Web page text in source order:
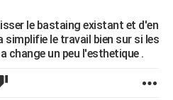
le bastaing existant et d'en
le travail bien sur si les
change un peu l'esthetique .